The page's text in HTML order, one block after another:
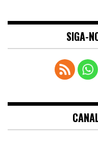
SIGA-